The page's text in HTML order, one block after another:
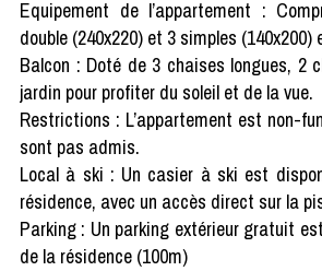
Equipement de l’appartement :
double (240x220) et 3 simples (140x200)
Balcon : Doté de 3 chaises longues, 2
jardin pour profiter du soleil et de la vue.
Restrictions : L’appartement est non-
sont pas admis.
Local à ski : Un casier à ski est
résidence, avec un accès direct sur la
Parking : Un parking extérieur gratuit
de la résidence (100m)